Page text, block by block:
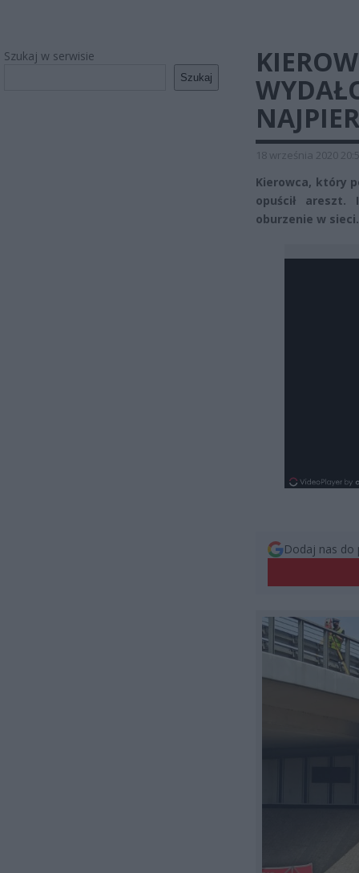
Szukaj w serwisie
Szukaj
18 września 2020
Kierowca, który
opuścił areszt.
oburzenie w sieci.
Dodaj nas do